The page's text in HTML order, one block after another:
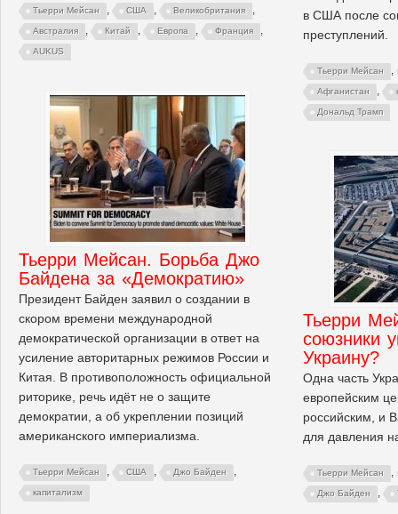
Тьерри Мейсан , США , Великобритания ,
Австралия , Китай , Европа , Франция ,
AUKUS
в США после
преступлений.
Тьерри Мейсан ,
Афганистан ,
Дональд Трамп
Тьерри Мейсан. Борьба Джо
Байдена за «Демократию»
Президент Байден заявил о создании в
скором времени международной
демократической организации в ответ на
усиление авторитарных режимов России и
Китая. В противоположность официальной
риторике, речь идёт не о защите
демократии, а об укреплении позиций
американского империализма.
Тьерри Мейсан , США , Джо Байден ,
капитализм
Тьерри
союзники
Украину?
Одна часть
европейским
российским, и
для давления
Тьерри Мейсан ,
Джо Байден ,